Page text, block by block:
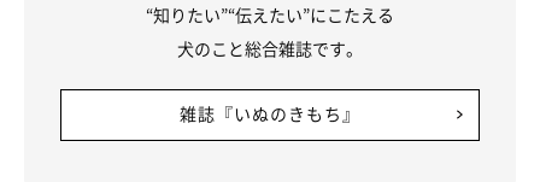
“知りたい”“伝えたい”にこたえる
犬のこと総合雑誌です。
雑誌『いぬのきもち』